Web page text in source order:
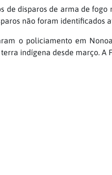
de disparos de arma de fogo
não foram identificados
o policiamento em
indígena desde março. A